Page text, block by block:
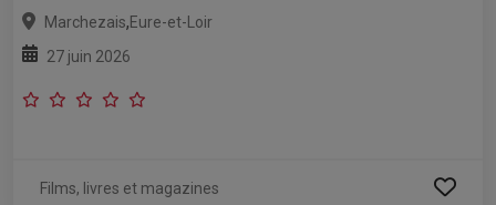
Marchezais,Eure-et-Loir
27 juin 2026
Films, livres et magazines